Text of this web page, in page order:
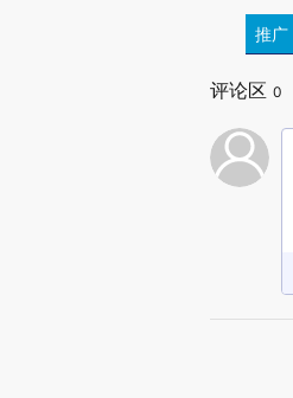
推广
评论区 0